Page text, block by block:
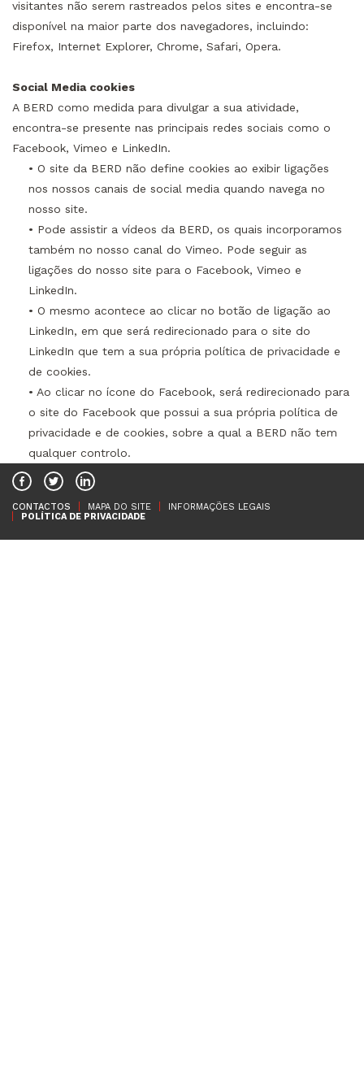
visitantes não serem rastreados pelos sites e encontra-se
disponível na maior parte dos navegadores, incluindo:
Firefox, Internet Explorer, Chrome, Safari, Opera.
Social Media cookies
A BERD como medida para divulgar a sua atividade,
encontra-se presente nas principais redes sociais como o
Facebook, Vimeo e LinkedIn.
• O site da BERD não define cookies ao exibir ligações
nos nossos canais de social media quando navega no
nosso site.
• Pode assistir a vídeos da BERD, os quais incorporamos
também no nosso canal do Vimeo. Pode seguir as
ligações do nosso site para o Facebook, Vimeo e
LinkedIn.
• O mesmo acontece ao clicar no botão de ligação ao
LinkedIn, em que será redirecionado para o site do
LinkedIn que tem a sua própria política de privacidade e
de cookies.
• Ao clicar no ícone do Facebook, será redirecionado para
o site do Facebook que possui a sua própria política de
privacidade e de cookies, sobre a qual a BERD não tem
qualquer controlo.
CONTACTOS MAPA DO SITE
INFORMAÇÕES LEGAIS
POLÍTICA DE PRIVACIDADE